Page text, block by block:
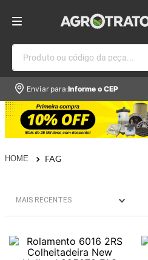
Produto ou código da peça...
Enviar para:Informe o CEP
FAG
MAIS RECENTES